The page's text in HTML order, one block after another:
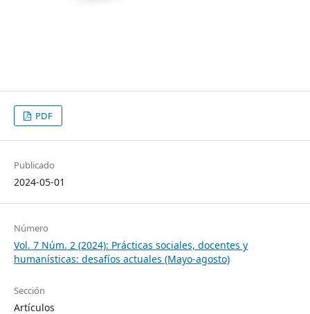
PDF
Publicado
2024-05-01
Número
Vol. 7 Núm. 2 (2024): Prácticas sociales, docentes y
humanísticas: desafíos actuales (Mayo-agosto)
Sección
Artículos